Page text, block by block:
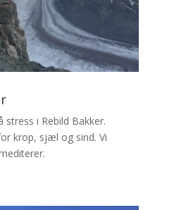
i Rebild Bakker.
krop, sjæl og sind. Vi